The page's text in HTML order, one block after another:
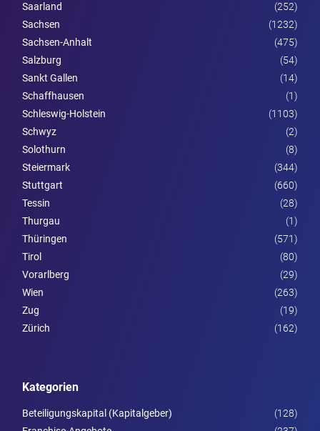
Saarland
(252)
Sachsen
(1232)
Sachsen-Anhalt
(475)
Salzburg
(54)
Sankt Gallen
(14)
Schaffhausen
(1)
Schleswig-Holstein
(1103)
Schwyz
(2)
Solothurn
(8)
Steier­mark
(344)
Stuttgart
(660)
Tessin
(28)
Thurgau
(1)
Thüringen
(571)
Tirol
(80)
Vorarl­berg
(29)
Wien
(263)
Zug
(19)
Zürich
(162)
Kategorien
Beteiligungskapital (Kapitalgeber)
(128)